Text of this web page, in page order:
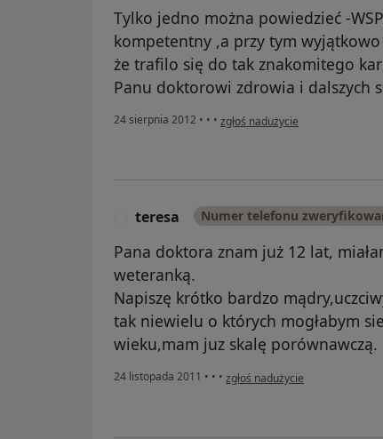
Tylko jedno można powiedzieć -
kompetentny ,a przy tym
że trafilo się do tak znakomitego
Panu doktorowi zdrowia i dalszych
24 sierpnia 2012 • • • w opinii użytkownika Leszek K.
zgłoś nadużycie
teresa Numer telefonu
Pana doktora znam już 12 lat,
weteranką.
Napiszę krótko bardzo
tak niewielu o których mogłabym
wieku,mam juz skalę porównawczą.
24 listopada 2011 • • • w opinii użytkownika teresa
zgłoś nadużycie